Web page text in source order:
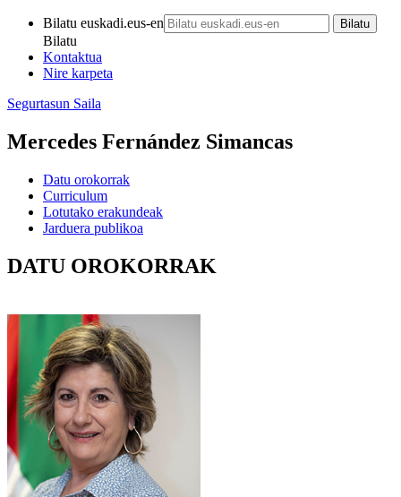
Bilatu euskadi.eus-en
Bilatu
Kontaktua
Nire karpeta
Segurtasun Saila
Mercedes Fernández Simancas
Datu orokorrak
Curriculum
Lotutako erakundeak
Jarduera publikoa
DATU OROKORRAK